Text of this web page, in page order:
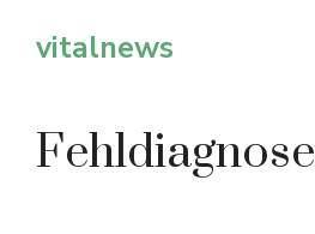
Inhaltvitalnews
Fehldiagnose